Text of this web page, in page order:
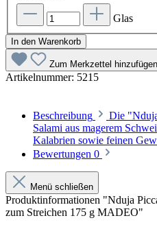
Glas
In den Warenkorb
Zum Merkzettel hinzufügen
Artikelnummer: 5215
Beschreibung
Die
Salami aus magerem
Kalabrien sowie feinen
Bewertungen 0
Menü schließen
Produktinformationen "Nduja
zum Streichen 175 g MADEO"